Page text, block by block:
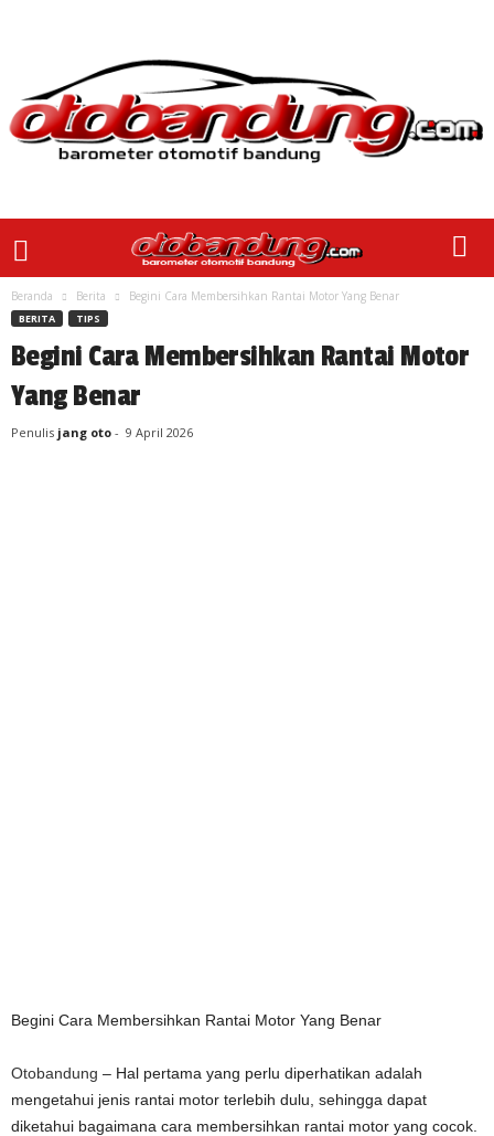
Beranda Berita Begini Cara Membersihkan Rantai Motor Yang Benar
BERITA TIPS
Begini Cara Membersihkan Rantai Motor
Yang Benar
Penulis jang oto - 9 April 2026
Begini Cara Membersihkan Rantai Motor Yang Benar
Otobandung – Hal pertama yang perlu diperhatikan adalah
mengetahui jenis rantai motor terlebih dulu, sehingga dapat
diketahui bagaimana cara membersihkan rantai motor yang cocok.